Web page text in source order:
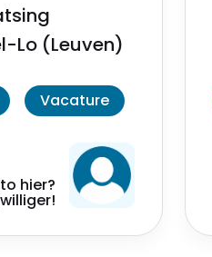
Lo (Leuven)
Vacature
hier?